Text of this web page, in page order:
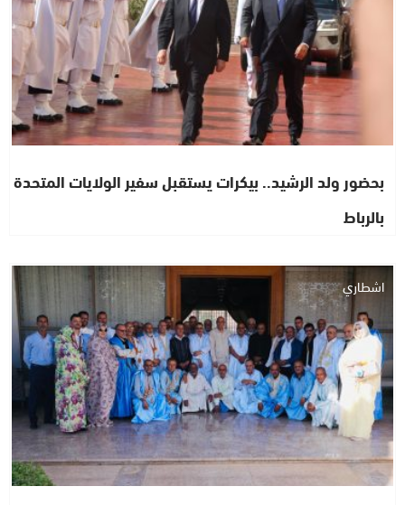
بحضور ولد الرشيد.. بيكرات يستقبل سفير الولايات المتحدة
بالرباط
اشطاري